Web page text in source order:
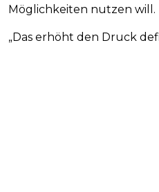
Möglichkeiten nutzen will.
„Das erhöht den Druck